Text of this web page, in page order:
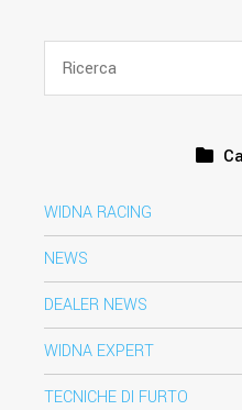
WIDNA RACING
NEWS
DEALER NEWS
WIDNA EXPERT
TECNICHE DI FURTO